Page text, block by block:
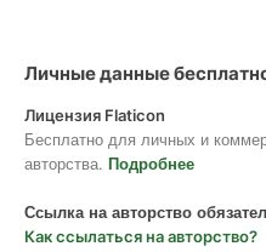
Личные данные
Лицензия Flaticon
Бесплатно для личных и
авторства. Подробнее
Ссылка на авторство
Как ссылаться на авторство?